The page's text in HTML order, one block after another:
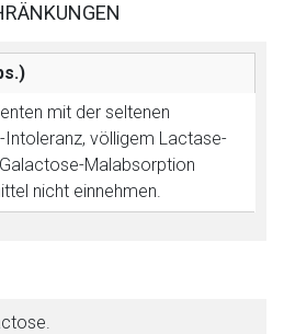
mit der seltenen
völligem Lactase-
Malabsorption
nicht einnehmen.